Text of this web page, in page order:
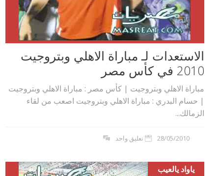
الاستعدات لـ مباراة الاهلي وبتروجيت
2010 في كأس مصر
مباراة الاهلي وبتروجيت | كأس مصر : مباراة الاهلي وبتروجيت
| حسام البدري : مباراة الاهلي وبتروجيت اصعب من لقاء
الزمالك...
28/05/2010 تعليق واحد
ياواد يالعيب